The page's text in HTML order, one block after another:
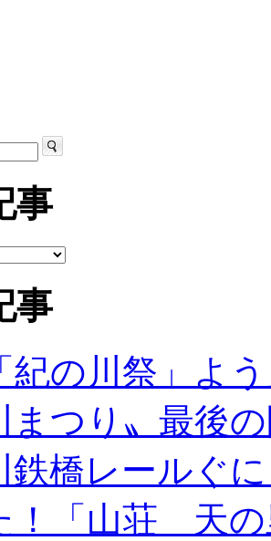
事
事
紀の川祭」よ
まつり〟最後
鉄橋レールぐ
！「山荘 天の